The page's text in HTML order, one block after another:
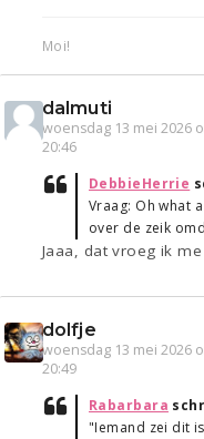
Moi!
dalmuti
woensdag 13 mei 2026
20:46
DebbieHerrie
Vraag: Oh what
over de zeik
Jaaa, dat vroeg ik
dolfje
woensdag 13 mei 2026
20:49
Rabarbara
"Iemand zei dit